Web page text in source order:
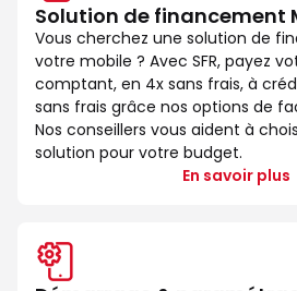
Solution de financement
Vous cherchez une solution de
votre mobile ? Avec SFR, payez
comptant, en 4x sans frais, à
sans frais grâce nos options de
Nos conseillers vous aident à
solution pour votre budget.
En savoir plus